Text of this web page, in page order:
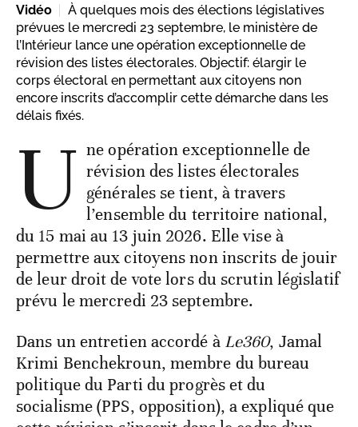
Vidéo
À quelques mois des élections législatives
prévues le mercredi 23 septembre, le ministère de
l’Intérieur lance une opération exceptionnelle de
révision des listes électorales. Objectif: élargir le
corps électoral en permettant aux citoyens non
encore inscrits d’accomplir cette démarche dans les
délais fixés.
U ne opération exceptionnelle de
révision des listes électorales
générales se tient, à travers
l’ensemble du territoire national,
du 15 mai au 13 juin 2026. Elle vise à
permettre aux citoyens non inscrits de jouir
de leur droit de vote lors du scrutin législatif
prévu le mercredi 23 septembre.
Dans un entretien accordé à Le360, Jamal
Krimi Benchekroun, membre du bureau
politique du Parti du progrès et du
socialisme (PPS, opposition), a expliqué que